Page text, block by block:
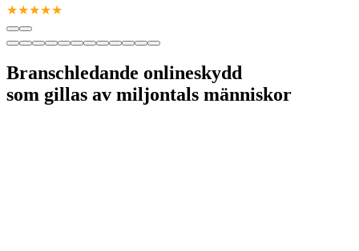
★★★★★
Branschledande onlineskydd
som gillas av miljontals människor